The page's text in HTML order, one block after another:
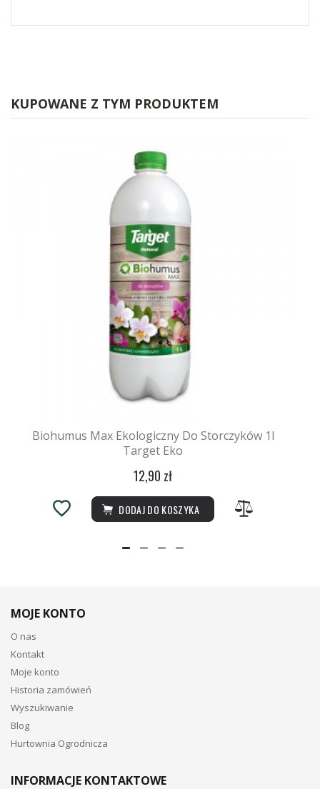
KUPOWANE Z TYM PRODUKTEM
Biohumus Max Ekologiczny Do Storczyków 1l
Target Eko
12,90 zł
DODAJ DO KOSZYKA
MOJE KONTO
O nas
Kontakt
Moje konto
Historia zamówień
Wyszukiwanie
Blog
Hurtownia Ogrodnicza
INFORMACJE KONTAKTOWE